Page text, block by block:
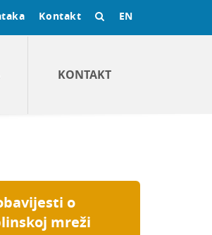
Kontakt EN
KONTAKT
o
mreži